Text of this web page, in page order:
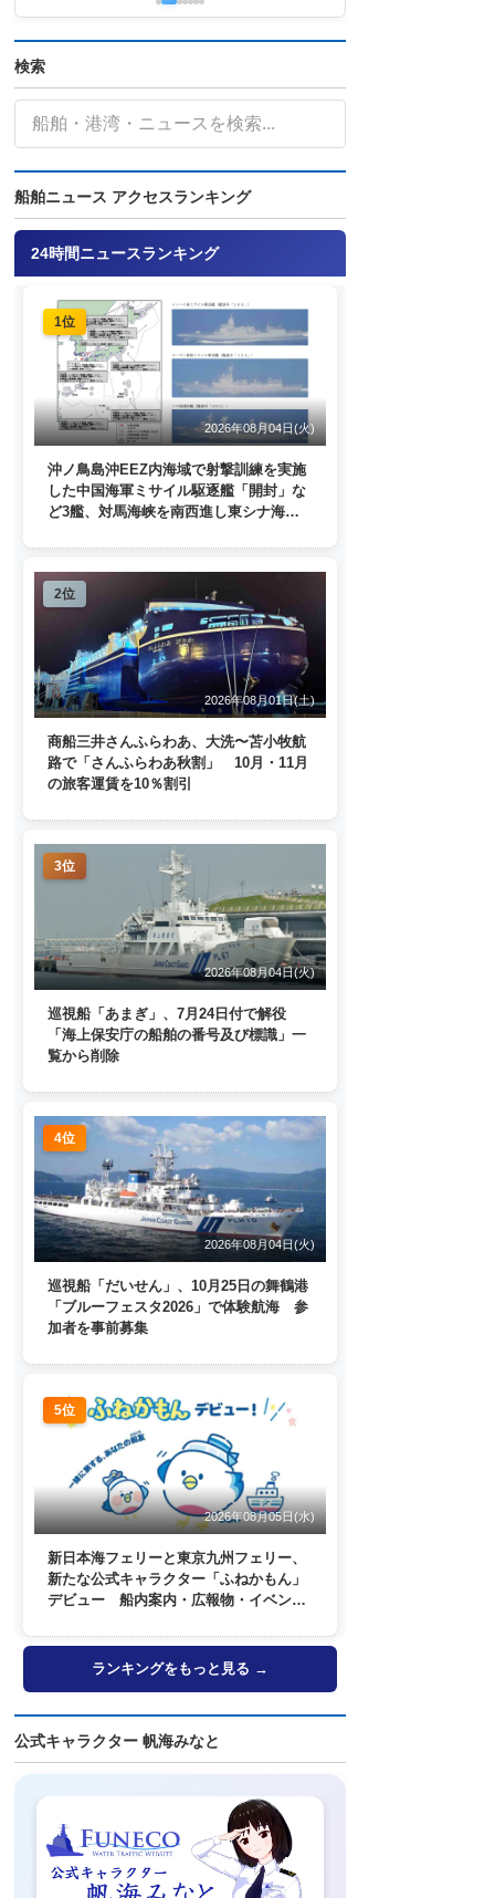
検索
船舶ニュース アクセスランキング
24時間ニュースランキング
1位
2026年08月04日(火)
沖ノ鳥島沖EEZ内海域で射撃訓練を実施
した中国海軍ミサイル駆逐艦「開封」な
ど3艦、対馬海峡を南西進し東シナ海
2位
2026年08月01日(土)
商船三井さんふらわあ、大洗〜苫小牧航
路で「さんふらわあ秋割」 10月・11月
の旅客運賃を10％割引
3位
2026年08月04日(火)
巡視船「あまぎ」、7月24日付で解役
「海上保安庁の船舶の番号及び標識」一
覧から削除
4位
2026年08月04日(火)
巡視船「だいせん」、10月25日の舞鶴港
「ブルーフェスタ2026」で体験航海 参
加者を事前募集
5位
2026年08月05日(水)
新日本海フェリーと東京九州フェリー、
新たな公式キャラクター「ふねかもん」
デビュー 船内案内・広報物・イベン
ランキングをもっと見る →
公式キャラクター 帆海みなと